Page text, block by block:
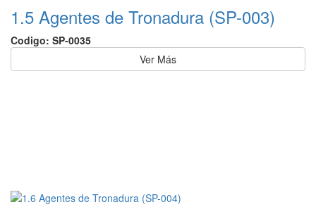
1.5 Agentes de Tronadura (SP-003)
Codigo: SP-0035
Ver Más